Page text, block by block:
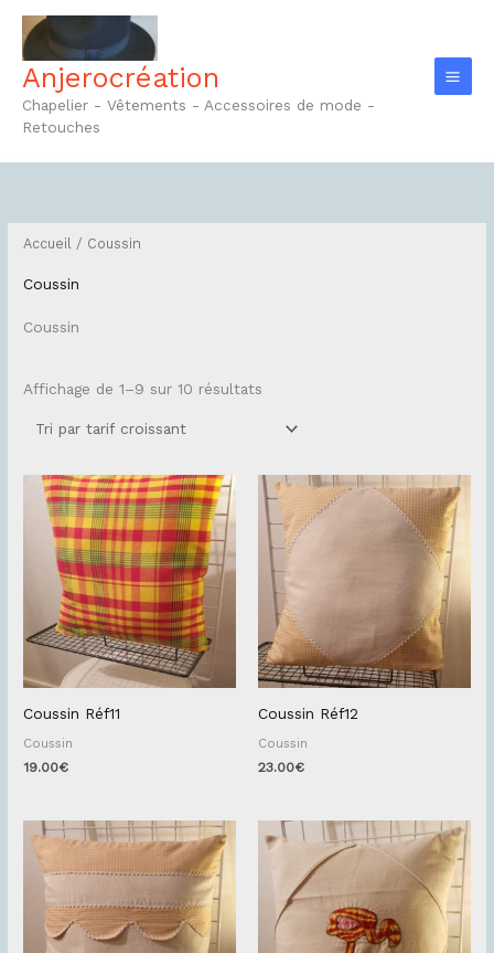
Aller
contenuAnjerocréation
Chapelier - Vêtements - Accessoires de mode -
Retouches
Accueil / Coussin
Coussin
Coussin
Affichage de 1–9 sur 10 résultats
Trié
Coussin Réf11
Coussin
19.00€
Coussin Réf12
Coussin
23.00€